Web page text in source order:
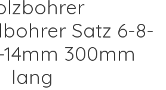
Satz 6-8-
14mm 300mm
lang